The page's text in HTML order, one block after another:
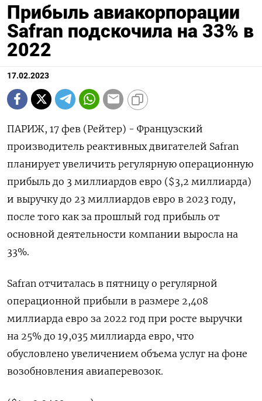
Прибыль авиакорпорации
Safran подскочила на 33% в
2022
17.02.2023
ПАРИЖ, 17 фев (Рейтер) - Французский
производитель реактивных двигателей Safran
планирует увеличить регулярную операционную
прибыль до 3 миллиардов евро ($3,2 миллиарда)
и выручку до 23 миллиардов евро в 2023 году,
после того как за прошлый год прибыль от
основной деятельности компании выросла на
33%.
Safran отчиталась в пятницу о регулярной
операционной прибыли в размере 2,408
миллиарда евро за 2022 год при росте выручки
на 25% до 19,035 миллиарда евро, что
обусловлено увеличением объема услуг на фоне
возобновления авиаперевозок.